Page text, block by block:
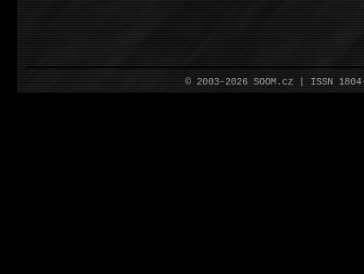
© 2003–2026 SOOM.cz | ISSN